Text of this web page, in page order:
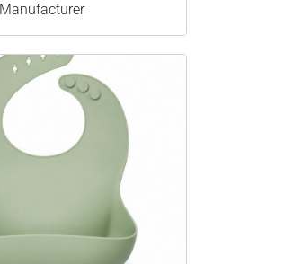
Manufacturer